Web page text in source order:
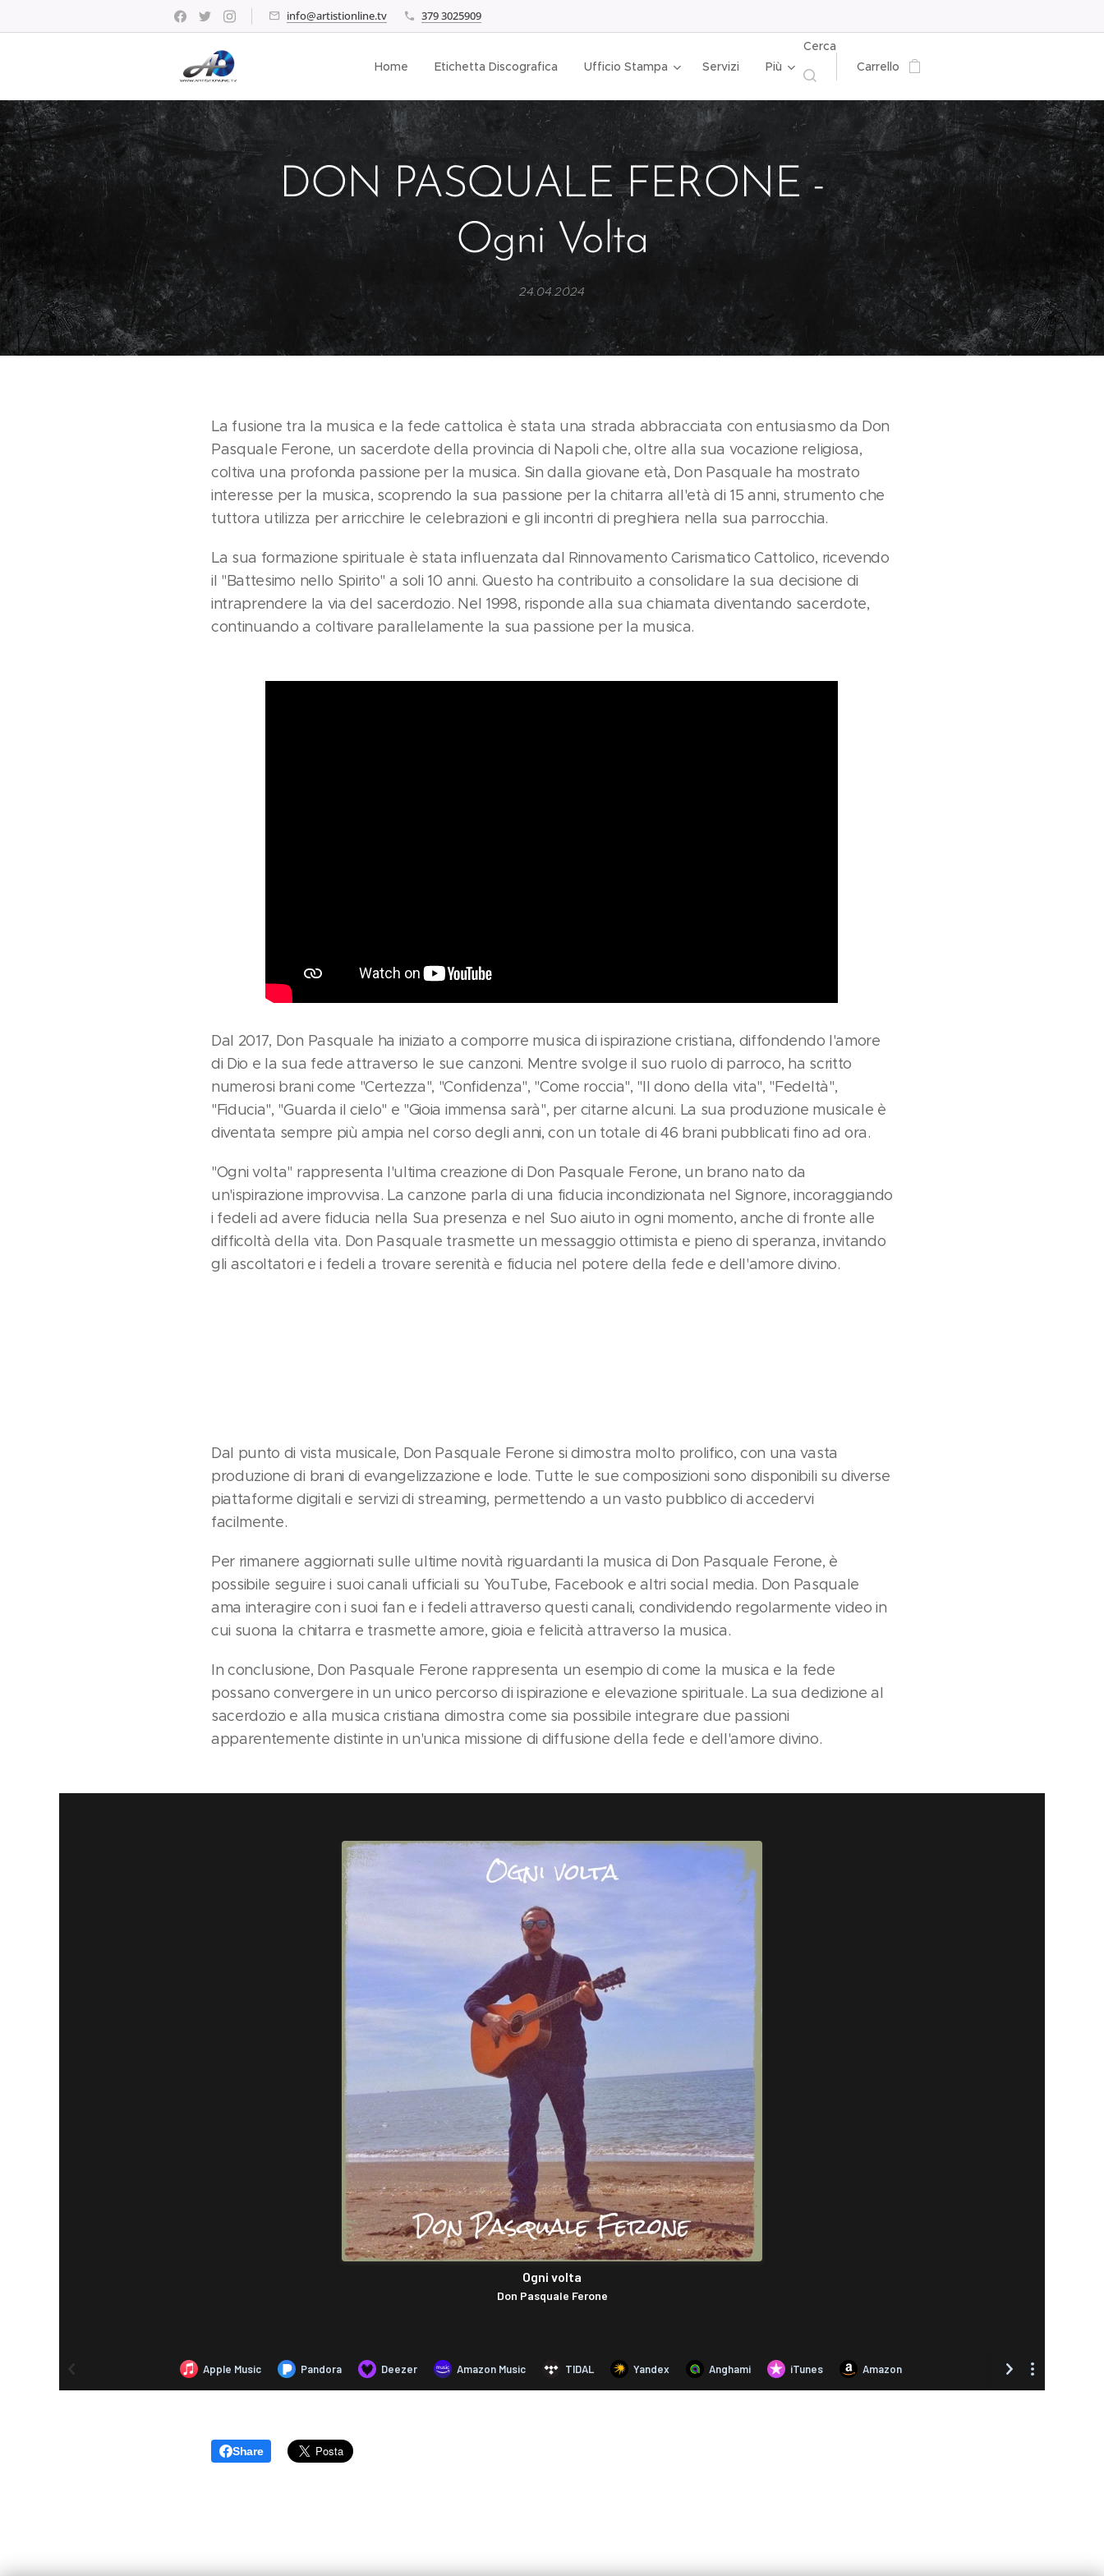
info@artistionline.tv 379 3025909
Home Etichetta Discografica Ufficio Stampa Servizi Più
Cerca
Carrello
DON PASQUALE FERONE -
Ogni Volta
24.04.2024
La fusione tra la musica e la fede cattolica è stata una strada abbracciata con entusiasmo da Don
Pasquale Ferone, un sacerdote della provincia di Napoli che, oltre alla sua vocazione religiosa,
coltiva una profonda passione per la musica. Sin dalla giovane età, Don Pasquale ha mostrato
interesse per la musica, scoprendo la sua passione per la chitarra all'età di 15 anni, strumento che
tuttora utilizza per arricchire le celebrazioni e gli incontri di preghiera nella sua parrocchia.
La sua formazione spirituale è stata influenzata dal Rinnovamento Carismatico Cattolico, ricevendo
il "Battesimo nello Spirito" a soli 10 anni. Questo ha contribuito a consolidare la sua decisione di
intraprendere la via del sacerdozio. Nel 1998, risponde alla sua chiamata diventando sacerdote,
continuando a coltivare parallelamente la sua passione per la musica.
Dal 2017, Don Pasquale ha iniziato a comporre musica di ispirazione cristiana, diffondendo l'amore
di Dio e la sua fede attraverso le sue canzoni. Mentre svolge il suo ruolo di parroco, ha scritto
numerosi brani come "Certezza", "Confidenza", "Come roccia", "Il dono della vita", "Fedeltà",
"Fiducia", "Guarda il cielo" e "Gioia immensa sarà", per citarne alcuni. La sua produzione musicale è
diventata sempre più ampia nel corso degli anni, con un totale di 46 brani pubblicati fino ad ora.
"Ogni volta" rappresenta l'ultima creazione di Don Pasquale Ferone, un brano nato da
un'ispirazione improvvisa. La canzone parla di una fiducia incondizionata nel Signore, incoraggiando
i fedeli ad avere fiducia nella Sua presenza e nel Suo aiuto in ogni momento, anche di fronte alle
difficoltà della vita. Don Pasquale trasmette un messaggio ottimista e pieno di speranza, invitando
gli ascoltatori e i fedeli a trovare serenità e fiducia nel potere della fede e dell'amore divino.
Dal punto di vista musicale, Don Pasquale Ferone si dimostra molto prolifico, con una vasta
produzione di brani di evangelizzazione e lode. Tutte le sue composizioni sono disponibili su diverse
piattaforme digitali e servizi di streaming, permettendo a un vasto pubblico di accedervi
facilmente.
Per rimanere aggiornati sulle ultime novità riguardanti la musica di Don Pasquale Ferone, è
possibile seguire i suoi canali ufficiali su YouTube, Facebook e altri social media. Don Pasquale
ama interagire con i suoi fan e i fedeli attraverso questi canali, condividendo regolarmente video in
cui suona la chitarra e trasmette amore, gioia e felicità attraverso la musica.
In conclusione, Don Pasquale Ferone rappresenta un esempio di come la musica e la fede
possano convergere in un unico percorso di ispirazione e elevazione spirituale. La sua dedizione al
sacerdozio e alla musica cristiana dimostra come sia possibile integrare due passioni
apparentemente distinte in un'unica missione di diffusione della fede e dell'amore divino.
Share